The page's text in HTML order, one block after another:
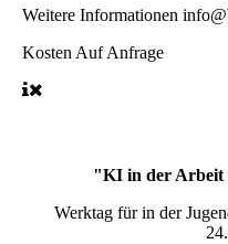
Weitere Informationen
Kosten Auf Anfrage
"KI in der Arbeit
Werktag für in der